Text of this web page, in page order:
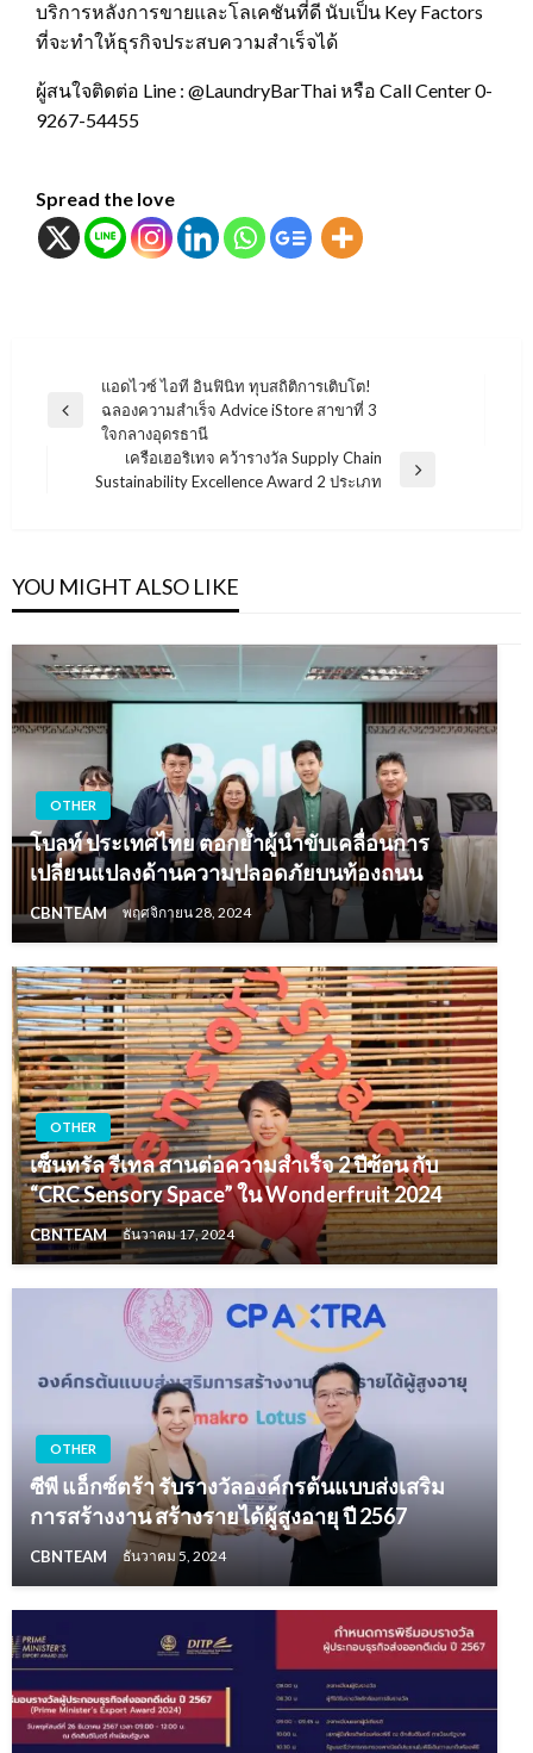
บริการหลังการขายและโลเคชันที่ดี นับเป็น Key Factors
ที่จะทำให้ธุรกิจประสบความสำเร็จได้
ผู้สนใจติดต่อ Line : @LaundryBarThai หรือ Call Center 0-
9267-54455
Spread the love
แนะแนว
เรื่อง
Previous
แอดไวซ์ ไอที อินฟินิท ทุบสถิติการเติบโต!
ฉลองความสำเร็จ Advice iStore สาขาที่ 3
ใจกลางอุดรธานี
Next
เครือเฮอริเทจ คว้ารางวัล Supply Chain
Sustainability Excellence Award 2 ประเภท
YOU MIGHT ALSO LIKE
OTHER
โบลท์ ประเทศไทย ตอกย้ำผู้นำขับเคลื่อนการ
เปลี่ยนแปลงด้านความปลอดภัยบนท้องถนน
CBNTEAM พฤศจิกายน 28, 2024
OTHER
เซ็นทรัล รีเทล สานต่อความสำเร็จ 2 ปีซ้อน กับ
“CRC Sensory Space” ใน Wonderfruit 2024
CBNTEAM ธันวาคม 17, 2024
OTHER
ซีพี แอ็กซ์ตร้า รับรางวัลองค์กรต้นแบบส่งเสริม
การสร้างงาน สร้างรายได้ผู้สูงอายุ ปี 2567
CBNTEAM ธันวาคม 5, 2024